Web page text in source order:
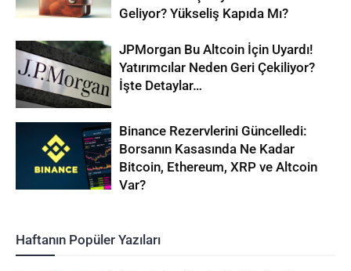
Geliyor? Yükseliş Kapıda Mı?
JPMorgan Bu Altcoin İçin Uyardı!
Yatırımcılar Neden Geri Çekiliyor?
İşte Detaylar…
Binance Rezervlerini Güncelledi:
Borsanın Kasasında Ne Kadar
Bitcoin, Ethereum, XRP ve Altcoin
Var?
Haftanın Popüler Yazıları